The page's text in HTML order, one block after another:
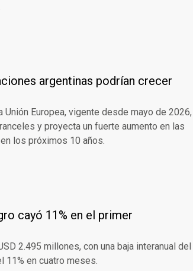
argentinas podrían crecer
Europea, vigente desde mayo de 2026,
y proyecta un fuerte aumento en las
los próximos 10 años.
cayó 11% en el primer
2.495 millones, con una baja interanual del
11% en cuatro meses.